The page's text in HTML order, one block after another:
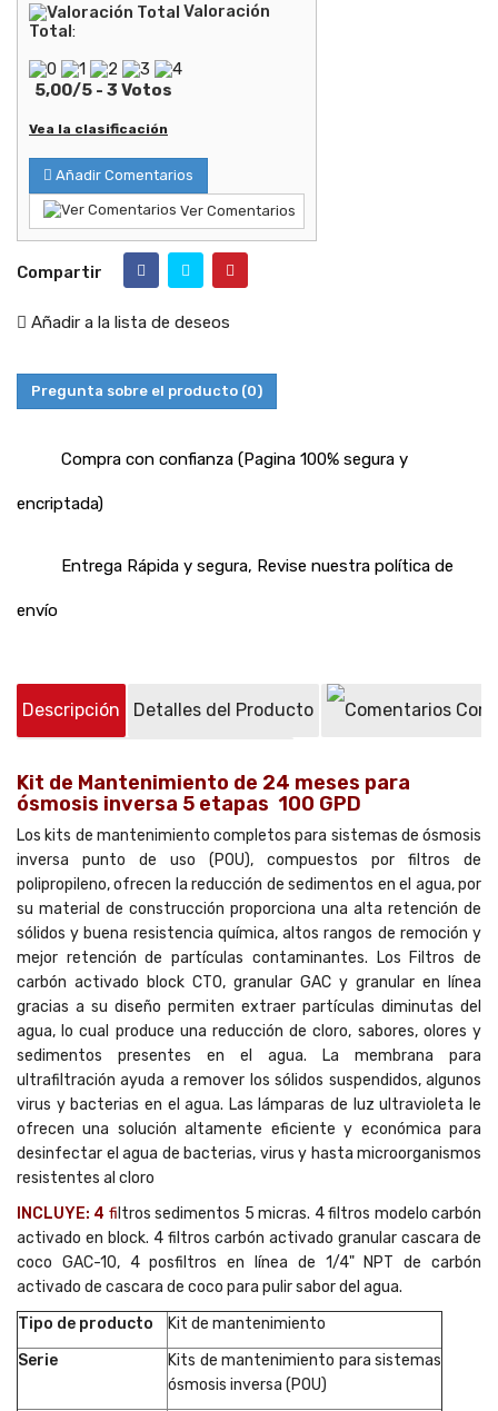
Valoración
Total:
5,00/5 - 3 Votos
Vea la clasificación
Añadir Comentarios
Ver Comentarios
Compartir
Añadir a la lista de deseos
Pregunta sobre el producto (0)
Compra con confianza (Pagina 100% segura y
encriptada)
Entrega Rápida y segura, Revise nuestra política de
envío
Descripción Detalles del Producto
Kit de Mantenimiento de 24 meses para
ósmosis inversa 5 etapas 100 GPD
Los kits de mantenimiento completos para sistemas de ósmosis
inversa punto de uso (POU), compuestos por filtros de
polipropileno, ofrecen la reducción de sedimentos en el agua, por
su material de construcción proporciona una alta retención de
sólidos y buena resistencia química, altos rangos de remoción y
mejor retención de partículas contaminantes. Los Filtros de
carbón activado block CTO, granular GAC y granular en línea
gracias a su diseño permiten extraer partículas diminutas del
agua, lo cual produce una reducción de cloro, sabores, olores y
sedimentos presentes en el agua. La membrana para
ultrafiltración ayuda a remover los sólidos suspendidos, algunos
virus y bacterias en el agua. Las lámparas de luz ultravioleta le
ofrecen una solución altamente eficiente y económica para
desinfectar el agua de bacterias, virus y hasta microorganismos
resistentes al cloro
INCLUYE: 4 f ltros sedimentos 5 micras. 4 filtros modelo carbón
activado en block. 4 filtros carbón activado granular cascara de
coco GAC-10, 4 posfiltros en línea de 1/4" NPT de carbón
activado de cascara de coco para pulir sabor del agua.
Tipo de producto
Kit de mantenimiento
Serie
Kits de mantenimiento para sistemas
ósmosis inversa (POU)